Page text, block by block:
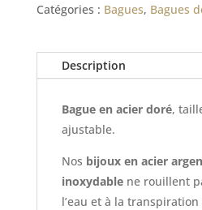
Catégories : Bagues, Bagues
Description
Bague en acier doré,
ajustable.
Nos bijoux en acier
inoxydablene rouillent
l’eau et à la